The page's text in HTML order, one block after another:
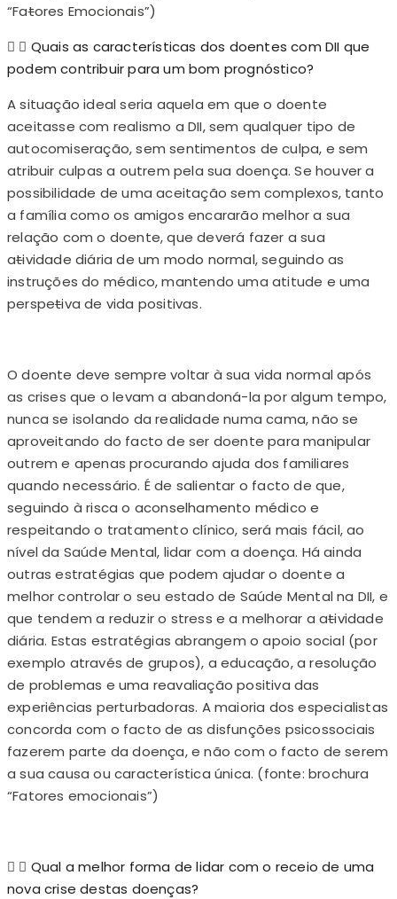
“Fatores Emocionais”)
Quais as características dos doentes com DII que
podem contribuir para um bom prognóstico?
A situação ideal seria aquela em que o doente
aceitasse com realismo a DII, sem qualquer tipo de
autocomiseração, sem sentimentos de culpa, e sem
atribuir culpas a outrem pela sua doença. Se houver a
possibilidade de uma aceitação sem complexos, tanto
a família como os amigos encararão melhor a sua
relação com o doente, que deverá fazer a sua
atividade diária de um modo normal, seguindo as
instruções do médico, mantendo uma atitude e uma
perspetiva de vida positivas.
O doente deve sempre voltar à sua vida normal após
as crises que o levam a abandoná-la por algum tempo,
nunca se isolando da realidade numa cama, não se
aproveitando do facto de ser doente para manipular
outrem e apenas procurando ajuda dos familiares
quando necessário. É de salientar o facto de que,
seguindo à risca o aconselhamento médico e
respeitando o tratamento clínico, será mais fácil, ao
nível da Saúde Mental, lidar com a doença. Há ainda
outras estratégias que podem ajudar o doente a
melhor controlar o seu estado de Saúde Mental na DII, e
que tendem a reduzir o stress e a melhorar a atividade
diária. Estas estratégias abrangem o apoio social (por
exemplo através de grupos), a educação, a resolução
de problemas e uma reavaliação positiva das
experiências perturbadoras. A maioria dos especialistas
concorda com o facto de as disfunções psicossociais
fazerem parte da doença, e não com o facto de serem
a sua causa ou característica única. (fonte: brochura
“Fatores emocionais”)
Qual a melhor forma de lidar com o receio de uma
nova crise destas doenças?